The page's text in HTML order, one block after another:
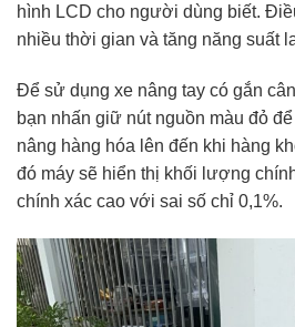
hình LCD cho người dùng biết.
nhiều thời gian và tăng năng suất
Để sử dụng xe nâng tay có gắn
bạn nhấn giữ nút nguồn màu đỏ
nâng hàng hóa lên đến khi hàng
đó máy sẽ hiển thị khối lượng
chính xác cao với sai số chỉ 0,1%.